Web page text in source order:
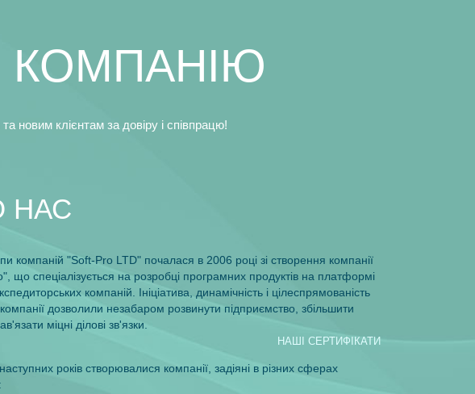
КОМПАНIЮ
новим клiєнтам за довiру i спiвпрацю!
НАС
компанiй "Soft-Pro LTD" почалася в 2006 роцi зi створення компанiї
що спецiалiзується на розробцi програмних продуктiв на платформi
компанiй. Iнiцiатива, динамiчнiсть i цiлеспрямованiсть
компанiї дозволили незабаром розвинути пiдприємство, збiльшити
мiцнi дiловi зв'язки.
НАШI СЕРТИФIКАТИ
рокiв створювалися компанiї, задiянi в рiзних сферах